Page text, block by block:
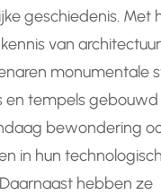
geschiedenis. Met
van
monumentale
en tempels
bewondering
in hun
hebben ze